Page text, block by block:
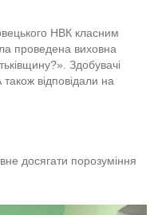
НВК класним
проведена виховна
Здобувачі
відповідали на
досягати порозуміння